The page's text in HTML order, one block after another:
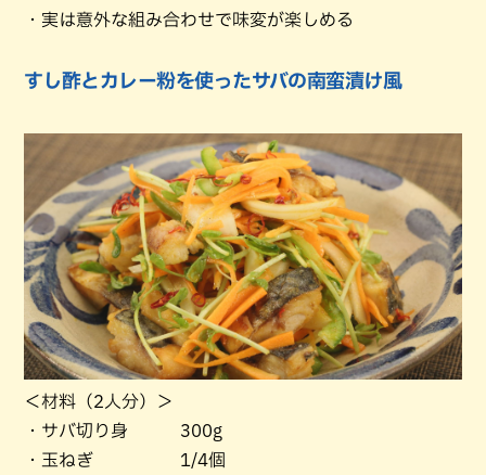
・実は意外な組み合わせで味変が楽しめる
すし酢とカレー粉を使ったサバの南蛮漬け風
＜材料（2人分）＞
・サバ切り身 300g
・玉ねぎ 1/4個